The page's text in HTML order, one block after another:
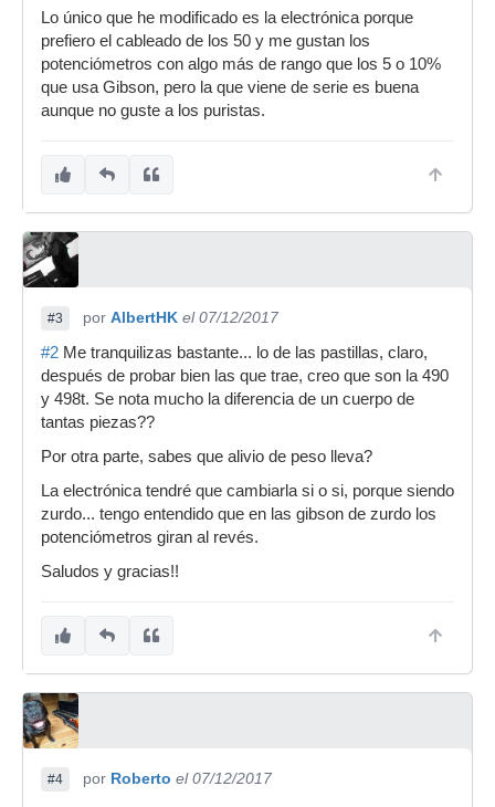
Lo único que he modificado es la electrónica porque
prefiero el cableado de los 50 y me gustan los
potenciómetros con algo más de rango que los 5 o 10%
que usa Gibson, pero la que viene de serie es buena
aunque no guste a los puristas.
#3 por AlbertHK el 07/12/2017
#2 Me tranquilizas bastante... lo de las pastillas, claro,
después de probar bien las que trae, creo que son la 490
y 498t. Se nota mucho la diferencia de un cuerpo de
tantas piezas??
Por otra parte, sabes que alivio de peso lleva?
La electrónica tendré que cambiarla si o si, porque siendo
zurdo... tengo entendido que en las gibson de zurdo los
potenciómetros giran al revés.
Saludos y gracias!!
#4 por Roberto el 07/12/2017